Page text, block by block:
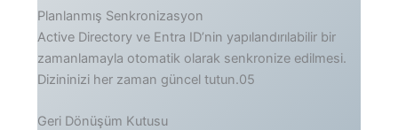
Planlanmış Senkronizasyon
Active Directory ve Entra ID’nin yapılandırılabilir bir
zamanlamayla otomatik olarak senkronize edilmesi.
Dizininizi her zaman güncel tutun.05
Geri Dönüşüm Kutusu